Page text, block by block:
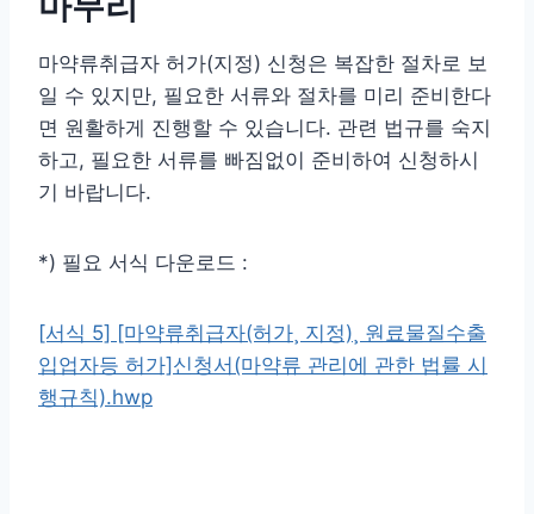
마약류취급자 허가(지정) 신청은 복잡한 절차로 보
일 수 있지만, 필요한 서류와 절차를 미리 준비한다
면 원활하게 진행할 수 있습니다. 관련 법규를 숙지
하고, 필요한 서류를 빠짐없이 준비하여 신청하시
기 바랍니다.
*) 필요 서식 다운로드 :
[서식 5] [마약류취급자(허가¸ 지정)¸ 원료물질수출
입업자등 허가]신청서(마약류 관리에 관한 법률 시
행규칙).hwp